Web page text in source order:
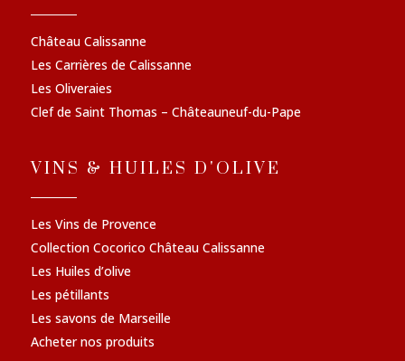
Château Calissanne
Les Carrières de Calissanne
Les Oliveraies
Clef de Saint Thomas – Châteauneuf-du-Pape
VINS & HUILES D'OLIVE
Les Vins de Provence
Collection Cocorico Château Calissanne
Les Huiles d’olive
Les pétillants
Les savons de Marseille
Acheter nos produits